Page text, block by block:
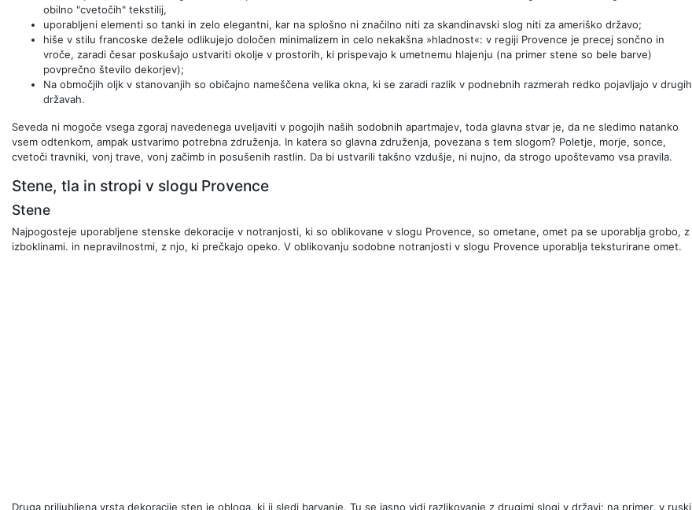
obilno "cvetočih" tekstilij,
uporabljeni elementi so tanki in zelo elegantni, kar na splošno ni značilno niti za skandinavski slog niti za ameriško državo;
hiše v stilu francoske dežele odlikujejo določen minimalizem in celo nekakšna »hladnost«: v regiji Provence je precej sončno in
vroče, zaradi česar poskušajo ustvariti okolje v prostorih, ki prispevajo k umetnemu hlajenju (na primer stene so bele barve)
povprečno število dekorjev);
Na območjih oljk v stanovanjih so običajno nameščena velika okna, ki se zaradi razlik v podnebnih razmerah redko pojavljajo v drugih
državah.
Seveda ni mogoče vsega zgoraj navedenega uveljaviti v pogojih naših sodobnih apartmajev, toda glavna stvar je, da ne sledimo natanko
vsem odtenkom, ampak ustvarimo potrebna združenja. In katera so glavna združenja, povezana s tem slogom? Poletje, morje, sonce,
cvetoči travniki, vonj trave, vonj začimb in posušenih rastlin. Da bi ustvarili takšno vzdušje, ni nujno, da strogo upoštevamo vsa pravila.
Stene, tla in stropi v slogu Provence
Stene
Najpogosteje uporabljene stenske dekoracije v notranjosti, ki so oblikovane v slogu Provence, so ometane, omet pa se uporablja grobo, z
izboklinami. in nepravilnostmi, z njo, ki prečkajo opeko. V oblikovanju sodobne notranjosti v slogu Provence uporablja teksturirane omet.
Druga priljubljena vrsta dekoracije sten je obloga, ki ji sledi barvanje. Tu se jasno vidi razlikovanje z drugimi slogi v državi: na primer, v ruski